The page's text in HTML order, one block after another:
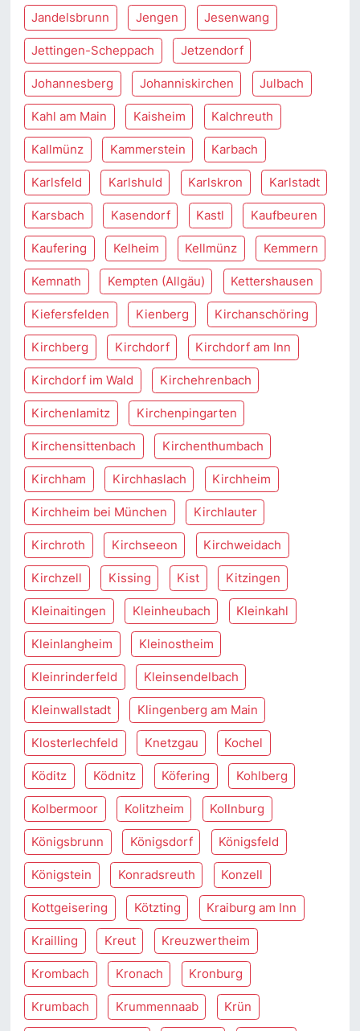
Jandelsbrunn Jengen Jesenwang
Jettingen-Scheppach Jetzendorf
Johannesberg Johanniskirchen Julbach
Kahl am Main Kaisheim Kalchreuth
Kallmünz Kammerstein Karbach
Karlsfeld Karlshuld Karlskron Karlstadt
Karsbach Kasendorf Kastl Kaufbeuren
Kaufering Kelheim Kellmünz Kemmern
Kemnath Kempten (Allgäu) Kettershausen
Kiefersfelden Kienberg Kirchanschöring
Kirchberg Kirchdorf Kirchdorf am Inn
Kirchdorf im Wald Kirchehrenbach
Kirchenlamitz Kirchenpingarten
Kirchensittenbach Kirchenthumbach
Kirchham Kirchhaslach Kirchheim
Kirchheim bei München Kirchlauter
Kirchroth Kirchseeon Kirchweidach
Kirchzell Kissing Kist Kitzingen
Kleinaitingen Kleinheubach Kleinkahl
Kleinlangheim Kleinostheim
Kleinrinderfeld Kleinsendelbach
Kleinwallstadt Klingenberg am Main
Klosterlechfeld Knetzgau Kochel
Köditz Ködnitz Köfering Kohlberg
Kolbermoor Kolitzheim Kollnburg
Königsbrunn Königsdorf Königsfeld
Königstein Konradsreuth Konzell
Kottgeisering Kötzting Kraiburg am Inn
Krailling Kreut Kreuzwertheim
Krombach Kronach Kronburg
Krumbach Krummennaab Krün